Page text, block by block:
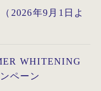
2026年9月1日よ
WHITENING
ペーン